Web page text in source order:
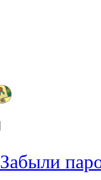
Забыли